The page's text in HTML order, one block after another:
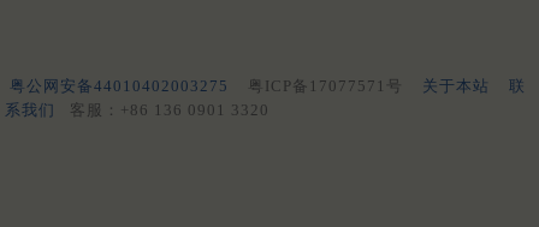
粤公网安备44010402003275 粤ICP备17077571号 关于本站
联
系我们
客服：+86 136 0901 3320